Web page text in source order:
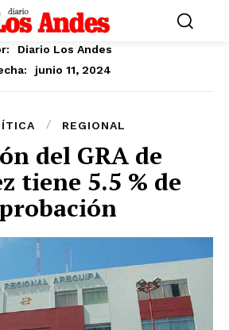
Diario Los Andes
junio 11, 2024
REGIONAL
del GRA de
tiene 5.5 % de